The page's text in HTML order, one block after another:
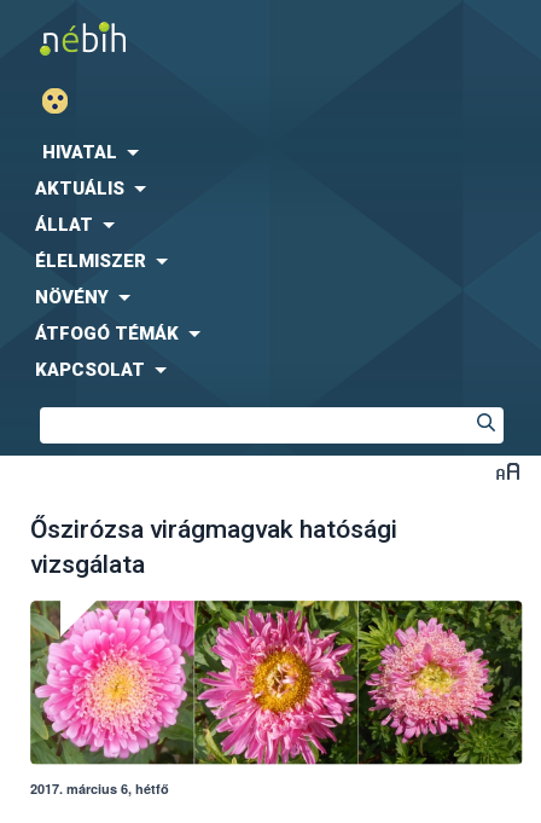
HIVATAL
AKTUÁLIS
ÁLLAT
ÉLELMISZER
NÖVÉNY
ÁTFOGÓ TÉMÁK
KAPCSOLAT
Őszirózsa virágmagvak hatósági
vizsgálata
2017. március 6, hétfő